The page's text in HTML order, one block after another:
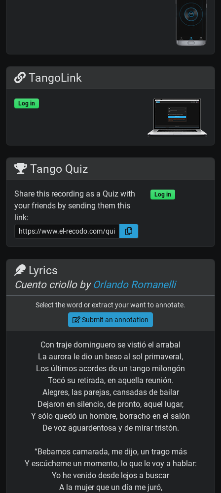
TangoLink
Log in
Tango Quiz
Share this recording as a Quiz with
your friends by sending them this
link:
Log in
Lyrics
Cuento criollo by Orlando Romanelli
Select the word or extract your want to annotate.
Submit an annotation
Con traje dominguero se vistió el arrabal
La aurora le dio un beso al sol primaveral,
Los últimos acordes de un tango milongón
Tocó su retirada, en aquella reunión.
Alegres, las parejas, cansadas de bailar
Dejaron en silencio, de pronto, aquel lugar,
Y sólo quedó un hombre, borracho en el salón
De voz aguardentosa y de mirar tristón.
“Bebamos camarada, me dijo, un trago más
Y escúcheme un momento, lo que le voy a hablar:
Yo he venido desde lejos a buscar
A la mujer que un día me juró,